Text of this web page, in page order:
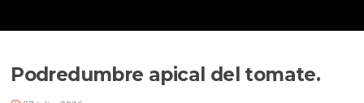
Podredumbre apical del tomate.